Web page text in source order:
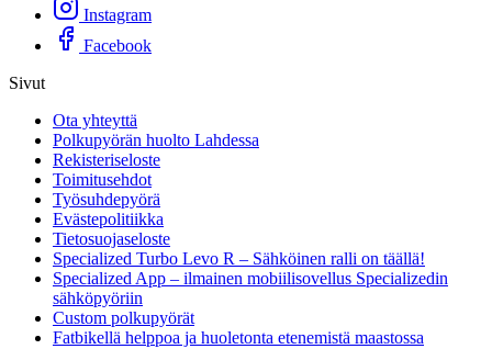
Instagram
Facebook
Sivut
Ota yhteyttä
Polkupyörän huolto Lahdessa
Rekisteriseloste
Toimitusehdot
Työsuhdepyörä
Evästepolitiikka
Tietosuojaseloste
Specialized Turbo Levo R – Sähköinen ralli on täällä!
Specialized App – ilmainen mobiilisovellus Specializedin
sähköpyöriin
Custom polkupyörät
Fatbikellä helppoa ja huoletonta etenemistä maastossa